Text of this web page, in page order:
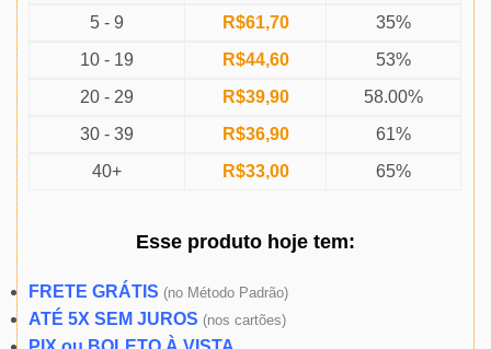
5 - 9
R$61,70
35%
10 - 19
R$44,60
53%
20 - 29
R$39,90
58.00%
30 - 39
R$36,90
61%
40+
R$33,00 65%
Esse produto hojetem:
FRETE GRÁTIS (no Método Padrão)
ATÉ 5X SEM JUROS (nos cartões)